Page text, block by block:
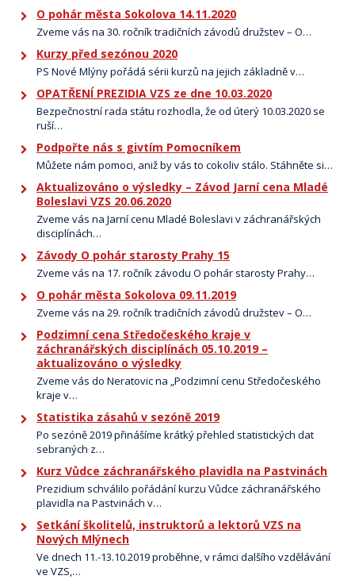
O pohár města Sokolova 14.11.2020
Zveme vás na 30. ročník tradičních závodů družstev – O…
Kurzy před sezónou 2020
PS Nové Mlýny pořádá sérii kurzů na jejich základně v…
OPATŘENÍ PREZIDIA VZS ze dne 10.03.2020
Bezpečnostní rada státu rozhodla, že od úterý 10.03.2020 se
ruší…
Podpořte nás s givtím Pomocníkem
Můžete nám pomoci, aniž by vás to cokoliv stálo. Stáhněte si…
Aktualizováno o výsledky – Závod Jarní cena Mladé
Boleslavi VZS 20.06.2020
Zveme vás na Jarní cenu Mladé Boleslavi v záchranářských
disciplínách…
Závody O pohár starosty Prahy 15
Zveme vás na 17. ročník závodu O pohár starosty Prahy…
O pohár města Sokolova 09.11.2019
Zveme vás na 29. ročník tradičních závodů družstev – O…
Podzimní cena Středočeského kraje v
záchranářských disciplínách 05.10.2019 –
aktualizováno o výsledky
Zveme vás do Neratovic na „Podzimní cenu Středočeského
kraje v…
Statistika zásahů v sezóně 2019
Po sezóně 2019 přinášíme krátký přehled statistických dat
sebraných z…
Kurz Vůdce záchranářského plavidla na Pastvinách
Prezidium schválilo pořádání kurzu Vůdce záchranářského
plavidla na Pastvinách v…
Setkání školitelů, instruktorů a lektorů VZS na
Nových Mlýnech
Ve dnech 11.-13.10.2019 proběhne, v rámci dalšího vzdělávání
ve VZS,…